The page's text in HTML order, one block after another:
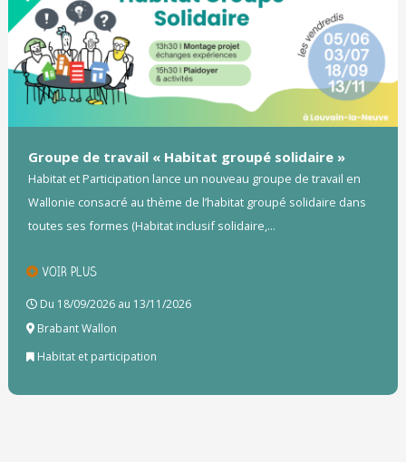
Groupe de travail « Habitat groupé solidaire »
Habitat et Participation lance un nouveau groupe de travail en
Wallonie consacré au thème de l’habitat groupé solidaire dans
toutes ses formes (Habitat inclusif solidaire,...
VOIR PLUS
Du 18/09/2026 au 13/11/2026
Brabant Wallon
Habitat et participation